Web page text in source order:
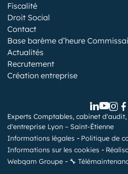
Fiscalité
Droit Social
Contact
Base barème d’heure
Actualités
Recrutement
Création entreprise
Experts Comptables, cabinet
d'entreprise Lyon – Saint-Étienne
Informations légales
Politique de
Informations sur les cookies
Webqam Groupe
🔧